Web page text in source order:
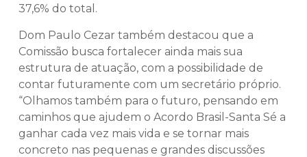
37,6% do total.
Dom Paulo Cezar também destacou que a
Comissão busca fortalecer ainda mais sua
estrutura de atuação, com a possibilidade de
contar futuramente com um secretário próprio.
“Olhamos também para o futuro, pensando em
caminhos que ajudem o Acordo Brasil-Santa Sé a
ganhar cada vez mais vida e se tornar mais
concreto nas pequenas e grandes discussões